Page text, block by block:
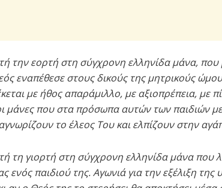
την εορτή στη σύγχρονη ελληνίδα μάνα, που
εναπέθεσε στους δικούς της μητρικούς
με ήθος απαράμιλλο, με αξιοπρέπεια, με
μάνες που στα πρόσωπα αυτών των παιδιών με
το έλεος Του και ελπίζουν στην
τη γιορτή στη σύγχρονη ελληνίδα μάνα που
ενός παιδιού της. Αγωνιά για την εξέλιξη της